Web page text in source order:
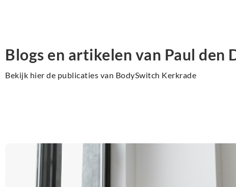
Blogs en artikelen van Paul den
Bekijk hier de publicaties van BodySwitch Kerkrade